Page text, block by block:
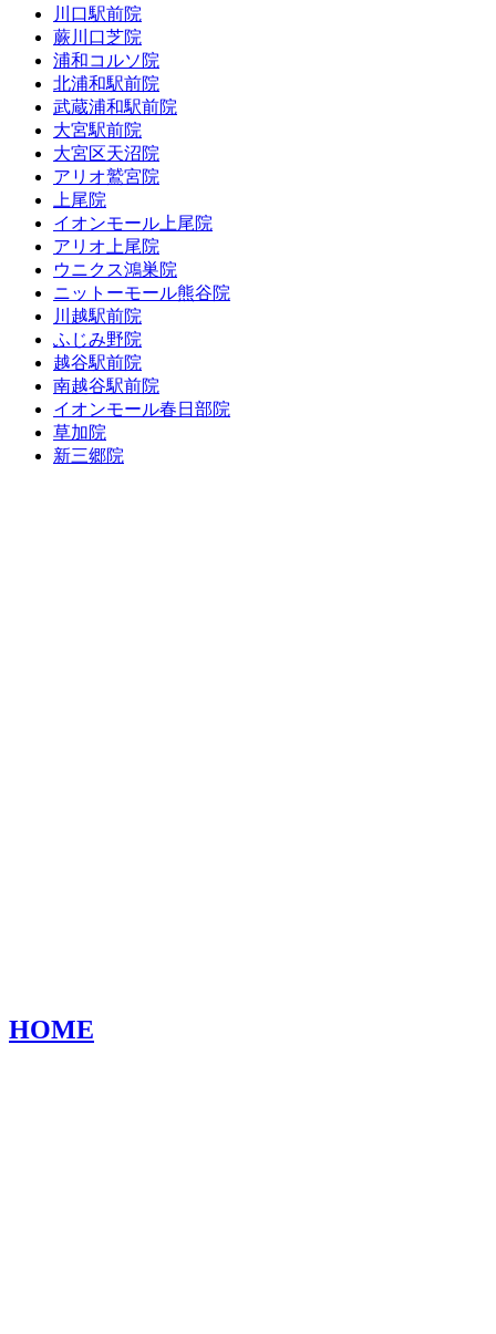
川口駅前院
蕨川口芝院
浦和コルソ院
北浦和駅前院
武蔵浦和駅前院
大宮駅前院
大宮区天沼院
アリオ鷲宮院
上尾院
イオンモール上尾院
アリオ上尾院
ウニクス鴻巣院
ニットーモール熊谷院
川越駅前院
ふじみ野院
越谷駅前院
南越谷駅前院
イオンモール春日部院
草加院
新三郷院
HOME